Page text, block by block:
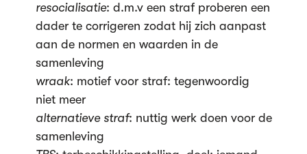
resocialisatie: d.m.v een straf proberen een
dader te corrigeren zodat hij zich aanpast
aan de normen en waarden in de
samenleving
wraak: motief voor straf: tegenwoordig
niet meer
alternatieve straf: nuttig werk doen voor de
samenleving